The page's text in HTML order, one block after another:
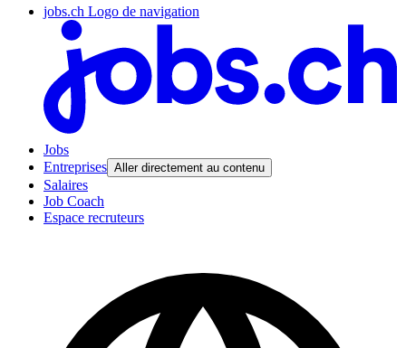
jobs.ch Logo de navigation
Jobs
Entreprises Aller directement au contenu
Salaires
Job Coach
Espace recruteurs